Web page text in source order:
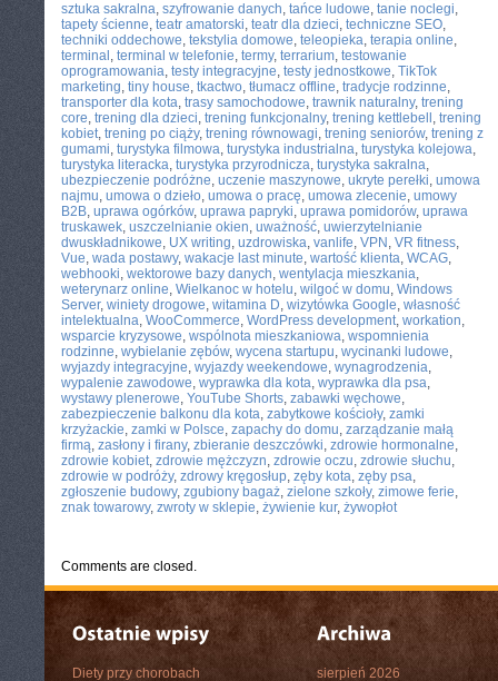
sztuka sakralna, szyfrowanie danych, tańce ludowe, tanie noclegi,
tapety ścienne, teatr amatorski, teatr dla dzieci, techniczne SEO,
techniki oddechowe, tekstylia domowe, teleopieka, terapia online,
terminal , terminal w telefonie, termy, terrarium, testowanie
oprogramowania, testy integracyjne, testy jednostkowe, TikTok
marketing, tiny house, tkactwo, tłumacz offline, tradycje rodzinne,
transporter dla kota, trasy samochodowe, trawnik naturalny, trening
core, trening dla dzieci, trening funkcjonalny, trening kettlebell , trening
kobiet, trening po ciąży, trening równowagi, trening seniorów, trening z
gumami, turystyka filmowa, turystyka industrialna, turystyka kolejowa,
turystyka literacka, turystyka przyrodnicza, turystyka sakralna,
ubezpieczenie podróżne, uczenie maszynowe, ukryte perełki, umowa
najmu, umowa o dzieło, umowa o pracę, umowa zlecenie, umowy
B2B, uprawa ogórków, uprawa papryki, uprawa pomidorów, uprawa
truskawek, uszczelnianie okien, uważność, uwierzytelnianie
dwuskładnikowe, UX writing, uzdrowiska, vanlife, VPN , VR fitness,
Vue, wada postawy, wakacje last minute, wartość klienta, WCAG,
webhooki, wektorowe bazy danych, wentylacja mieszkania,
weterynarz online, Wielkanoc w hotelu, wilgoć w domu, Windows
Server, winiety drogowe, witamina D, wizytówka Google, własność
intelektualna, WooCommerce, WordPress development, workation,
wsparcie kryzysowe, wspólnota mieszkaniowa, wspomnienia
rodzinne, wybielanie zębów, wycena startupu, wycinanki ludowe,
wyjazdy integracyjne, wyjazdy weekendowe, wynagrodzenia,
wypalenie zawodowe, wyprawka dla kota, wyprawka dla psa,
wystawy plenerowe, YouTube Shorts, zabawki węchowe,
zabezpieczenie balkonu dla kota, zabytkowe kościoły, zamki
krzyżackie, zamki w Polsce, zapachy do domu, zarządzanie małą
firmą, zasłony i firany, zbieranie deszczówki, zdrowie hormonalne,
zdrowie kobiet, zdrowie mężczyzn, zdrowie oczu, zdrowie słuchu,
zdrowie w podróży, zdrowy kręgosłup, zęby kota, zęby psa,
zgłoszenie budowy, zgubiony bagaż, zielone szkoły, zimowe ferie,
znak towarowy, zwroty w sklepie, żywienie kur, żywopłot
Comments are closed.
Diety przy chorobach sierpień 2026